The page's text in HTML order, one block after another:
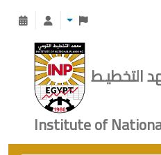
التخطيـط
Institute of